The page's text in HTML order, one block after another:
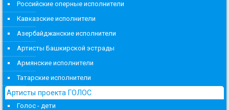
Российские оперные исполнители
Кавказские исполнители
Азербайджанские исполнители
Артисты Башкирской эстрады
Армянские исполнители
Татарские исполнители
Артисты проекта ГОЛОС
Голос - дети